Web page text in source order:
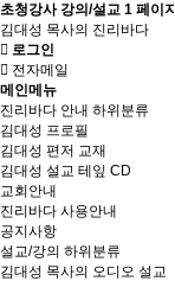
초청강사 강의/설교 1 페이지
김대성 목사의 진리바다
로그인
전자메일
메인메뉴
진리바다 안내 하위분류
김대성 프로필
김대성 편저 교재
김대성 설교 테잎 CD
교회안내
진리바다 사용안내
공지사항
설교/강의 하위분류
김대성 목사의 오디오 설교